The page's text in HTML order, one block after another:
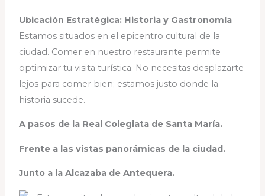
Ubicación Estratégica: Historia y Gastronomía
Estamos situados en el epicentro cultural de la
ciudad. Comer en nuestro restaurante permite
optimizar tu visita turística. No necesitas desplazarte
lejos para comer bien; estamos justo donde la
historia sucede.
A pasos de la Real Colegiata de Santa María.
Frente a las vistas panorámicas de la ciudad.
Junto a la Alcazaba de Antequera.